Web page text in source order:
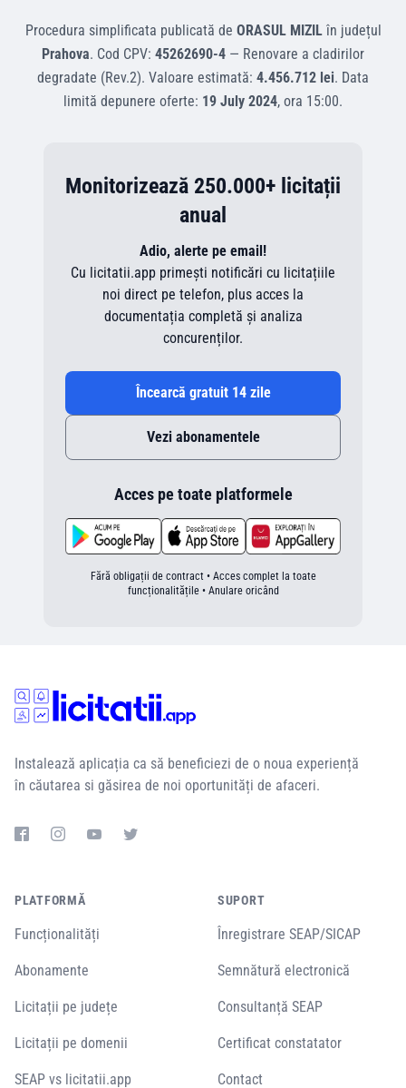
Procedura simplificata publicată de ORASUL MIZILîn județul
Prahova. Cod CPV: 45262690-4 — Renovare a cladirilor
degradate (Rev.2). Valoare estimată: 4.456.712 lei. Data
limită depunere oferte: 19 July 2024, ora 15:00.
Monitorizează 250.000+ licitații
anual
Adio, alerte pe email!
Cu licitatii.app primești notificări cu licitațiile
noi direct pe telefon, plus acces la
documentația completă și analiza
concurenților.
Încearcă gratuit 14 zile
Vezi abonamentele
Acces pe toate platformele
Fără obligații de contract • Acces complet la toate
funcționalitățile • Anulare oricând
Instalează aplicația ca să beneficiezi de o noua experiență
în căutarea si găsirea de noi oportunități de afaceri.
PLATFORMĂ
Funcționalități
Abonamente
Licitații pe județe
Licitații pe domenii
SEAP vs licitatii.app
SUPORT
Înregistrare SEAP/SICAP
Semnătură electronică
Consultanță SEAP
Certificat constatator
Contact